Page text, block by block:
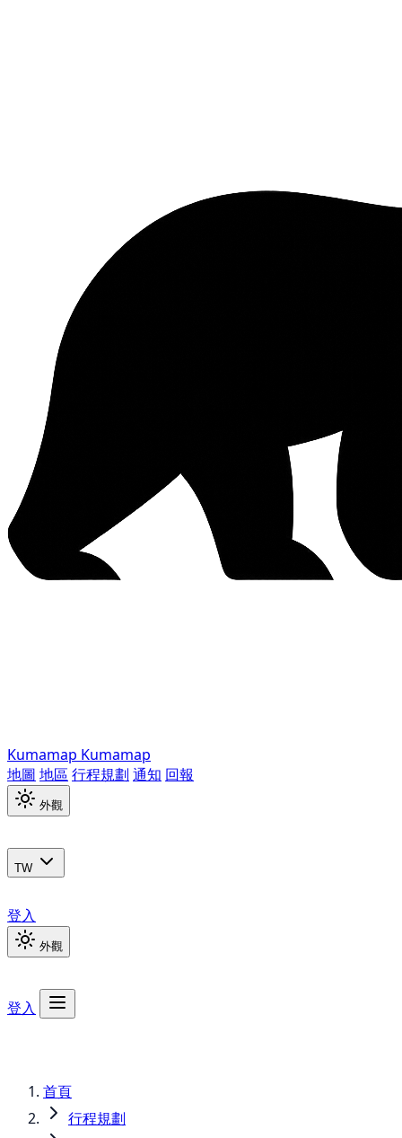
Kumamap Kumamap
地圖 地區 行程規劃 通知 回報
外觀
TW
登入
外觀
登入
首頁
行程規劃